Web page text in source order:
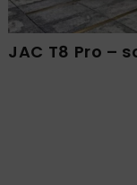
JAC T8 Pro –